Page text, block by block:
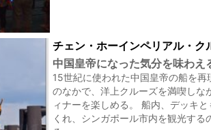
チェン・ホーインペリアル・ク
中国皇帝になった気分を味わえ
15世紀に使われた中国皇帝の船を
のなかで、洋上クルーズを満喫し
ィナーを楽しめる。 船内、デッキ
くれ、シンガポール市内を観光す